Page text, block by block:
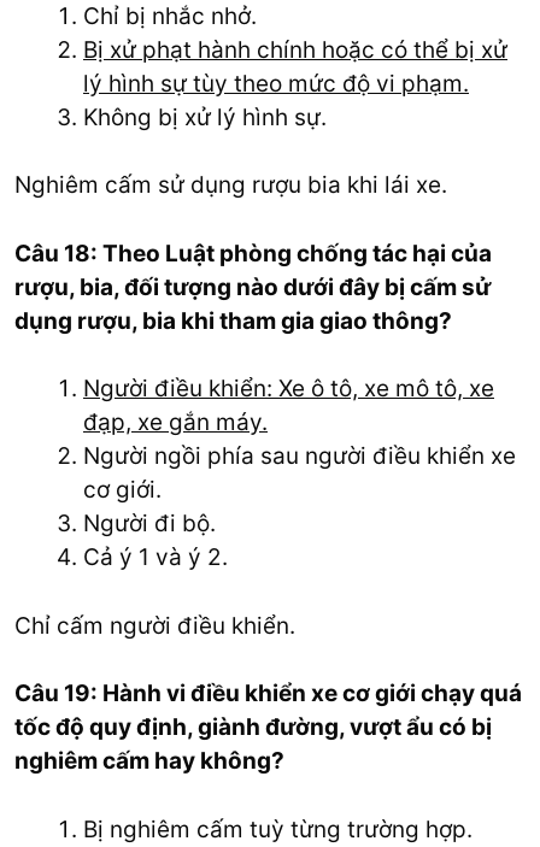
Chỉ bị nhắc nhở.
Bị xử phạt hành chính hoặc có thể bị xử
lý hình sự tùy theo mức độ vi phạm.
Không bị xử lý hình sự.
Nghiêm cấm sử dụng rượu bia khi lái xe.
Câu 18: Theo Luật phòng chống tác hại của
rượu, bia, đối tượng nào dưới đây bị cấm sử
dụng rượu, bia khi tham gia giao thông?
Người điều khiển: Xe ô tô, xe mô tô, xe
đạp, xe gắn máy.
Người ngồi phía sau người điều khiển xe
cơ giới.
Người đi bộ.
Cả ý 1 và ý 2.
Chỉ cấm người điều khiển.
Câu 19: Hành vi điều khiển xe cơ giới chạy quá
tốc độ quy định, giành đường, vượt ẩu có bị
nghiêm cấm hay không?
Bị nghiêm cấm tuỳ từng trường hợp.